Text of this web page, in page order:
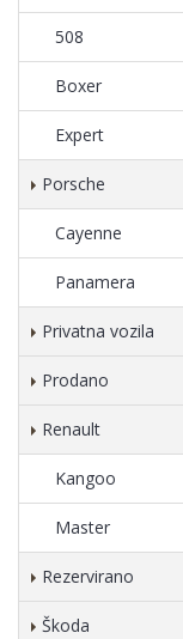
508
Boxer
Expert
Porsche
Cayenne
Panamera
Privatna vozila
Prodano
Renault
Kangoo
Master
Rezervirano
Škoda